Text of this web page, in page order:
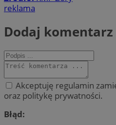
reklama
Dodaj komentarz
Akceptuję regulamin
oraz politykę prywatności.
Błąd: